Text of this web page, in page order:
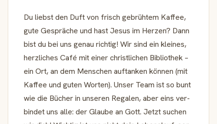
Du liebst den Duft von frisch gebrühtem Kaffee,
gute Gespräche und hast Jesus im Herzen? Dann
bist du bei uns genau richtig! Wir sind ein kleines,
herz­li­ches Café mit einer christ­li­chen Biblio­thek –
ein Ort, an dem Men­schen auf­tanken können (mit
Kaffee und guten Worten). Unser Team ist so bunt
wie die Bücher in unseren Regalen, aber eins ver­
bindet uns alle: der Glaube an Gott. Jetzt suchen